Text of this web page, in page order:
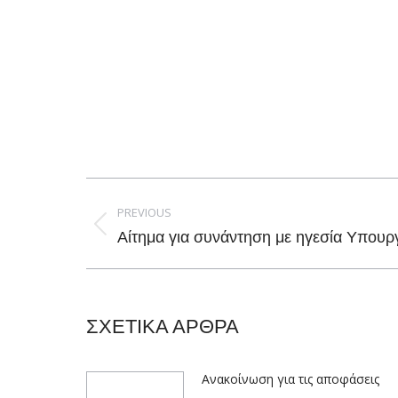
navigation
PREVIOUS
Previous
Αίτημα για συνάντηση με ηγεσία
ΣΧΕΤΙΚΑ ΑΡΘΡΑ
Ανακοίνωση για τις αποφάσεις